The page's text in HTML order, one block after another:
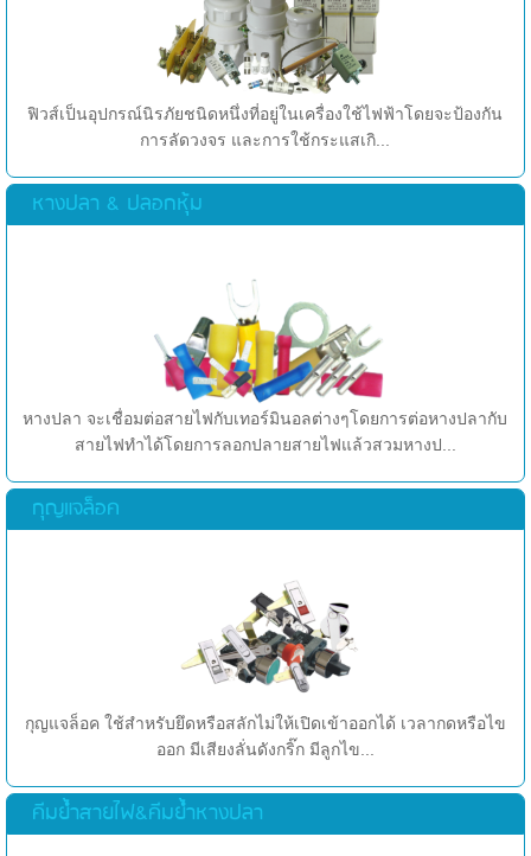
ฟิวส์เป็นอุปกรณ์นิรภัยชนิดหนึ่งที่อยู่ในเครื่องใช้ไฟฟ้าโดยจะป้องกัน
การลัดวงจร และการใช้กระแสเกิ...
หางปลา & ปลอกหุ้ม
หางปลา จะเชื่อมต่อสายไฟกับเทอร์มินอลต่างๆโดยการต่อหางปลากับ
สายไฟทำได้โดยการลอกปลายสายไฟแล้วสวมหางป...
กุญแจล็อค
กุญแจล็อค ใช้สำหรับยึดหรือสลักไม่ให้เปิดเข้าออกได้ เวลากดหรือไข
ออก มีเสียงลั่นดังกริ๊ก มีลูกไข...
คีมย้ำสายไฟ&คีมย้ำหางปลา